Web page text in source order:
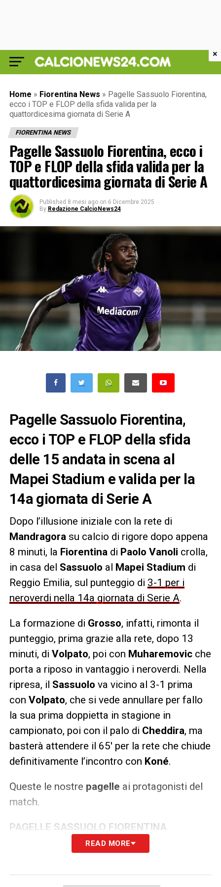
Home » Fiorentina News » Pagelle Sassuolo Fiorentina,
ecco i TOP e FLOP della sfida valida per la
quattordicesima giornata di Serie A
FIORENTINA NEWS
Pagelle Sassuolo Fiorentina, ecco i
TOP e FLOP della sfida valida per la
quattordicesima giornata di Serie A
Published 8 mesi ago on 6 Dicembre 2025
By Redazione CalcioNews24
Pagelle Sassuolo Fiorentina,
ecco i TOP e FLOP della sfida
delle 15 andata in scena al
Mapei Stadium e valida per la
14a giornata di Serie A
Dopo l’illusione iniziale con la rete di
Mandragora su calcio di rigore dopo appena
8 minuti, la Fiorentina di Paolo Vanoli crolla,
in casa del Sassuolo al Mapei Stadium di
Reggio Emilia, sul punteggio di 3-1 per i
neroverdi nella 14a giornata di Serie A.
La formazione di Grosso, infatti, rimonta il
punteggio, prima grazie alla rete, dopo 13
minuti, di Volpato, poi con Muharemovicche
porta a riposo in vantaggio i neroverdi. Nella
ripresa, il Sassuolo va vicino al 3-1 prima
con Volpato, che si vede annullare per fallo
la sua prima doppietta in stagione in
campionato, poi con il palo di Cheddira, ma
basterà attendere il 65′ per la rete che chiude
definitivamente l’incontro con Koné.
Queste le nostre pagelle ai protagonisti del
match.
PAGELLE SASSUOLO FIORENTINA
SASSUOLO (4-3-3):Muric 5; Walukiewicz 6
Doig 5.5; Thorstvedt 5.5, Matic 6, Koné 7;
READ MORE
×